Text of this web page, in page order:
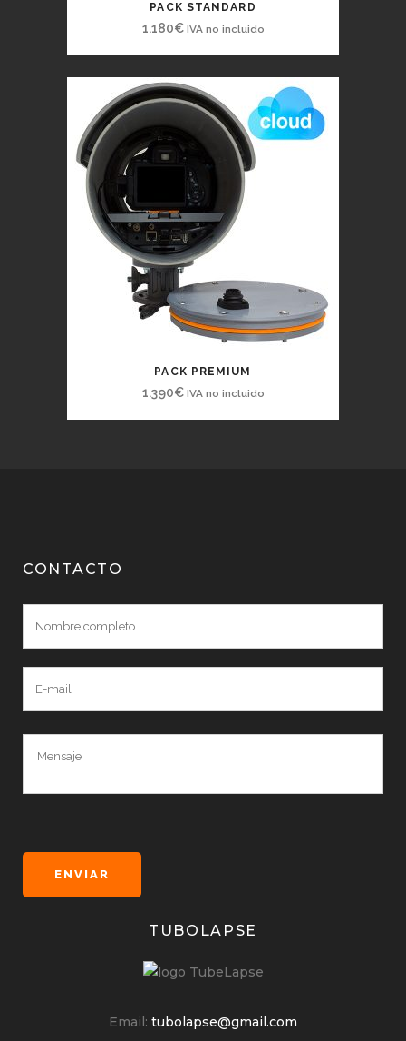
PACK STANDARD
1.180€ IVA no incluido
PACK PREMIUM
1.390€ IVA no incluido
CONTACTO
TUBOLAPSE
Email: tubolapse@gmail.com